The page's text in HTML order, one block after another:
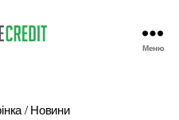
Меню
/Новини